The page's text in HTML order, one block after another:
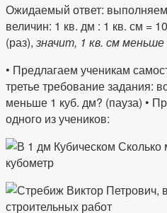
Ожидаемый ответ:
величин: 1 кв. дм : 1 кв. см =
(раз), значит, 1 кв. см меньше
• Предлагаем ученикам
третье требование задания:
меньше 1 куб. дм? (пауза) •
одного из учеников: